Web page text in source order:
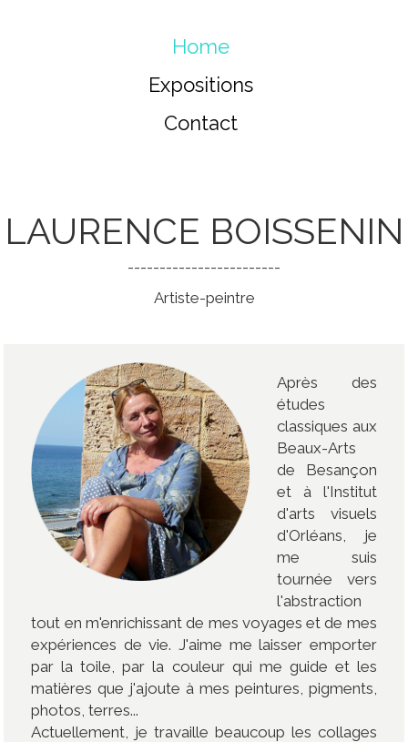
Home
Expositions
Contact
LAURENCE BOISSENIN
------------------------
Artiste-peintre
Après des
études
classiques aux
Beaux-Arts
de Besançon
et à l'Institut
d'arts visuels
d'Orléans, je
me suis
tournée vers
l'abstraction
tout en m'enrichissant de mes voyages et de mes
expériences de vie. J'aime me laisser emporter
par la toile, par la couleur qui me guide et les
matières que j'ajoute à mes peintures, pigments,
photos, terres...
Actuellement, je travaille beaucoup les collages